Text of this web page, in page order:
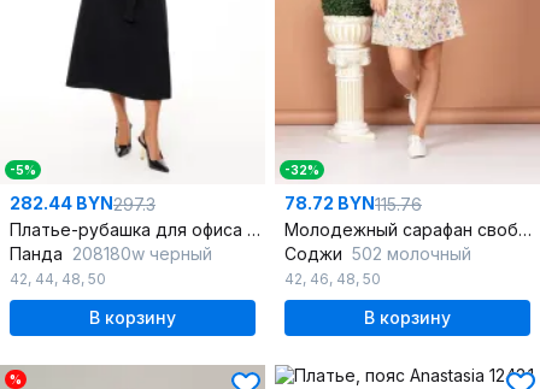
-5%
282.44 BYN297.3
Платье-рубашка для офиса и торжественных случаев
Панда 208180w черный
42, 44, 48, 50
В корзину
-32%
78.72 BYN115.76
Молодежный сарафан свободного кроя с регулятором длины
Соджи 502 молочный
42, 46, 48, 50
В корзину
%